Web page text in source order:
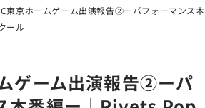
東京ホームゲーム出演報告②ーパフォーマンス本
ール
ゲーム出演報告②ーパ